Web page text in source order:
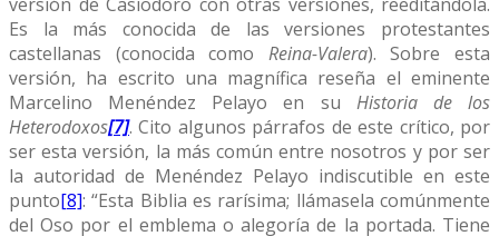
Es la más conocida de las versiones protestantes
castellanas (conocida como Reina-Valera). Sobre esta
versión, ha escrito una magnífica reseña el eminente
Marcelino Menéndez Pelayo en su Historia de los
Heterodoxos[7]. Cito algunos párrafos de este crítico, por
ser esta versión, la más común entre nosotros y por ser
la autoridad de Menéndez Pelayo indiscutible en este
punto[8]: “Esta Biblia es rarísima; llámasela comúnmente
del Oso por el emblema o alegoría de la portada. Tiene